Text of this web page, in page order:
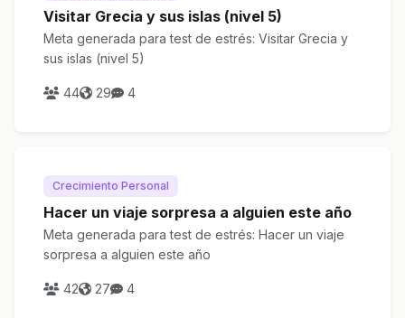
Visitar Grecia y sus islas (nivel 5)
Meta generada para test de estrés: Visitar Grecia y
sus islas (nivel 5)
44 29 4
Crecimiento Personal
Hacer un viaje sorpresa a alguien este año
Meta generada para test de estrés: Hacer un viaje
sorpresa a alguien este año
42 27 4